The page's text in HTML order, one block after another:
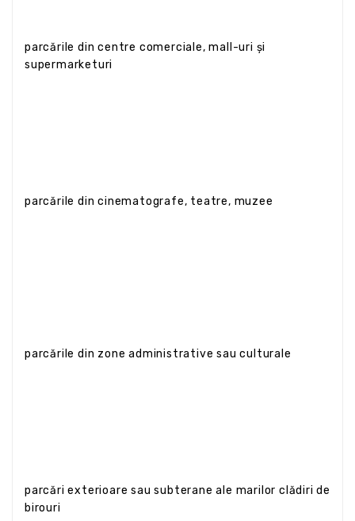
parcările din centre comerciale, mall-uri și
supermarketuri
parcările din cinematografe, teatre, muzee
parcările din zone administrative sau culturale
parcări exterioare sau subterane ale marilor clădiri de
birouri